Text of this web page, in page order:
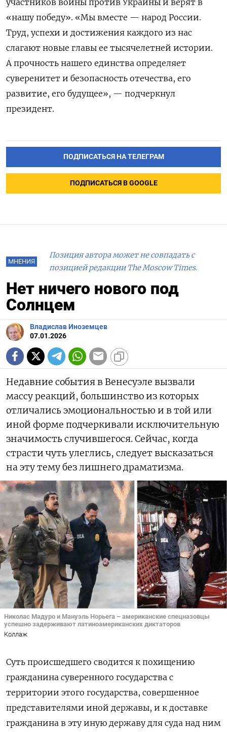
«нашу победу». «Мы вместе — народ России.
Труд, успехи и достижения каждого из нас
слагают новые главы ее тысячелетней истории.
А прочность нашего единства определяет
суверенитет и безопасность отечества, его
развитие, его будущее», — подчеркнул
президент.
ПОДПИСАТЬСЯ НА ТЕЛЕГРАМ
ПОДПИСАТЬСЯ В GOOGLE
МНЕНИЯ
Позиция автора может не совпадать с
позицией редакции The Moscow Times.
Нет ничего нового под
Солнцем
Владислав Иноземцев
07.01.2026
Недавние события в Венесуэле вызвали
массу реакций, большинство из которых
отличались эмоциональностью и в той или
иной форме подчеркивали исключительную
значимость случившегося. Сейчас, когда
страсти чуть улеглись, следует высказаться
на эту тему без лишнего драматизма.
Николас Мадуро и Мануэль Норьега – американские спецназовцы
успешно задерживают латиноамериканских диктаторов
Коллаж
Суть происшедшего сводится к похищению
гражданина суверенного государства с
территории этого государства, совершенное
представителями иной державы, и к доставке
гражданина в эту иную державу для суда над ним